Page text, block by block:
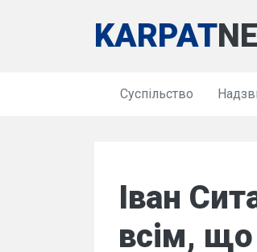
KARPAT
Суспільство
Іван
всім, що